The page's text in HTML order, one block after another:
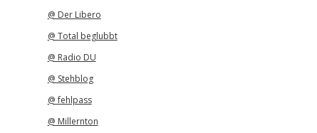
@ Der Libero
@ Total beglubbt
@ Radio DU
@ Stehblog
@ fehlpass
@ Millernton